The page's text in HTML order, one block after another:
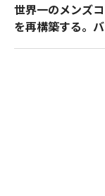
世界一のメンズ
を再構築する。